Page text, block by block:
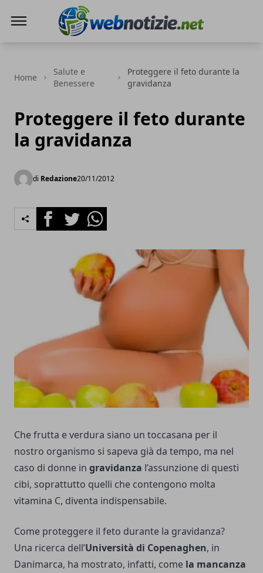
Home
Salute e
Benessere
Proteggere il feto durante la
gravidanza
Proteggere il feto durante
la gravidanza
di Redazione20/11/2012
FacebookTwitterWhatsapp
Che frutta e verdura siano un toccasana per il
nostro organismo si sapeva già da tempo, ma nel
caso di donne in gravidanza l’assunzione di questi
cibi, soprattutto quelli che contengono molta
vitamina C, diventa indispensabile.
Come proteggere il feto durante la gravidanza?
Una ricerca dell’Università di Copenaghen, in
Danimarca, ha mostrato, infatti, come la mancanza